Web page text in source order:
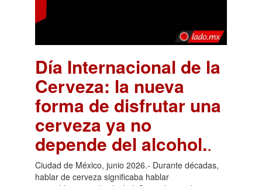
Día Internacional de la
Cerveza: la nueva
forma de disfrutar una
cerveza ya no
depende del alcohol..
Ciudad de México, junio 2026.- Durante décadas,
hablar de cerveza significaba hablar